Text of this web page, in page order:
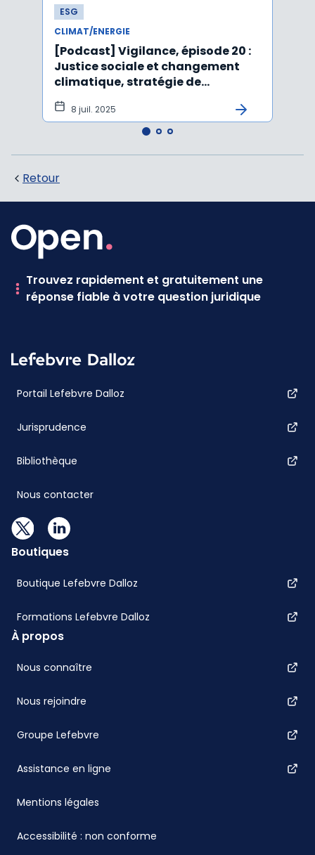
ESG
CLIMAT/ENERGIE
[Podcast] Vigilance, épisode 20 :
Justice sociale et changement
climatique, stratégie de
durabilité, IA et ESG
8 juil. 2025
Retour
Trouvez rapidement et gratuitement une
réponse fiable à votre question juridique
Portail Lefebvre Dalloz
Jurisprudence
Bibliothèque
Nous contacter
Boutiques
Boutique Lefebvre Dalloz
Formations Lefebvre Dalloz
À propos
Nous connaître
Nous rejoindre
Groupe Lefebvre
Assistance en ligne
Mentions légales
Accessibilité : non conforme